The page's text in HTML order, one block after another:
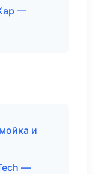
—
и
—